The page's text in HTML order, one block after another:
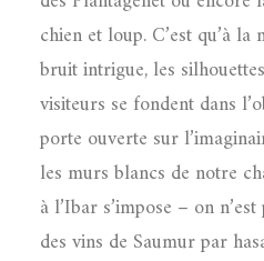
chien et loup. C’est qu’à
bruit intrigue, les
visiteurs se fondent dans
porte ouverte sur
les murs blancs de notre
à l’Ibar s’impose – on
des vins de Saumur par